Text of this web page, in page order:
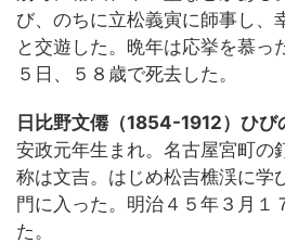
び、のちに立松義寅に師事し、
と交遊した。晩年は応挙を慕っ
５日、５８歳で死去した。
日比野文僊（1854-1912）ひび
安政元年生まれ。名古屋宮町の
称は文吉。はじめ松吉樵渓に学
門に入った。明治４５年３月１
た。